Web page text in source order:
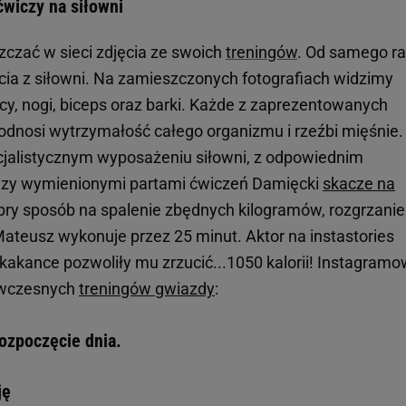
na siłowni
w sieci zdjęcia ze swoich treningów. Od samego
z siłowni. Na zamieszczonych fotografiach widzimy
nogi, biceps oraz barki. Każde z zaprezentowanych
wytrzymałość całego organizmu i rzeźbi mięśnie.
wyposażeniu siłowni, z odpowiednim
wymienionymi partami ćwiczeń Damięcki skacze na
sposób na spalenie zbędnych kilogramów,
wykonuje przez 25 minut. Aktor na instastories
pozwoliły mu zrzucić...1050 kalorii!
treningów gwiazdy:
dnia.